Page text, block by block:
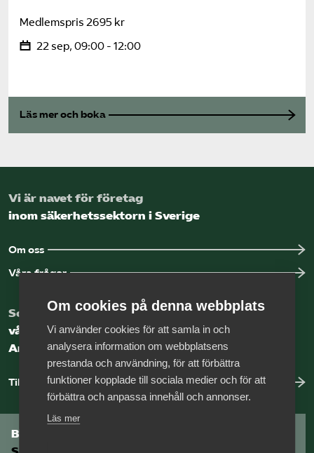
Medlemspris 2695 kr
22 sep, 09:00 - 12:00
Läs mer och boka
Vi är navet för företag
inom säkerhetssektorn i Sverige
Om oss
Våra frågor
Som medlem har du tillgång till
vår digitala kunskapsbank
Arbetsgivarguiden
Till Arbetsgivarguiden
Bli medlem i
Om cookies på denna webbplats
Vi använder cookies för att samla in och
analysera information om webbplatsens
prestanda och användning, för att förbättra
funktioner kopplade till sociala medier och för att
förbättra och anpassa innehåll och annonser.
Läs mer